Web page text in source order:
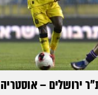
ירושלים – אוסטריה